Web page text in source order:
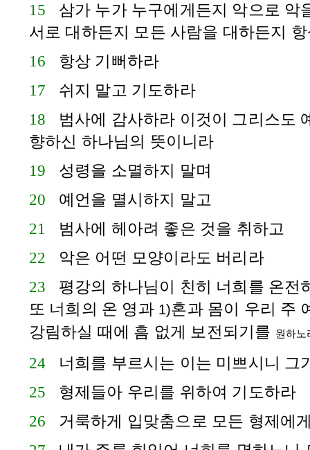
15 삼가 누가 누구에게든지 악으로 악
서로 대하든지 모든 사람을 대하든지
16 항상 기뻐하라
17 쉬지 말고 기도하라
18 범사에 감사하라 이것이 그리스도
향하신 하나님의 뜻이니라
19 성령을 소멸하지 말며
20 예언을 멸시하지 말고
21 범사에 헤아려 좋은 것을 취하고
22 악은 어떤 모양이라도 버리라
23 평강의 하나님이 친히 너희를 온전
또 너희의 온 영과 1)혼과 몸이 우리 주
강림하실 때에 흠 없게 보전되기를 원하노
24 너희를 부르시는 이는 미쁘시니 그
25 형제들아 우리를 위하여 기도하라
26 거룩하게 입맞춤으로 모든 형제에